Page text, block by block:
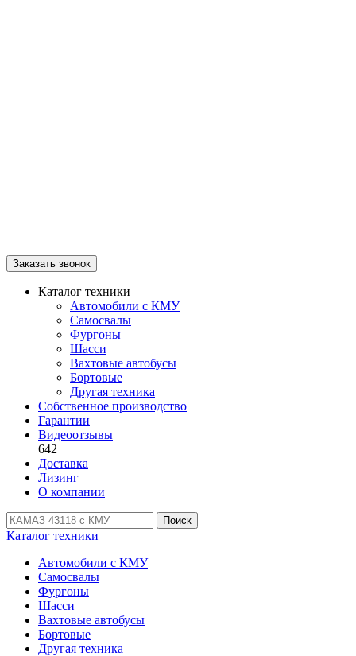
Заказать звонок
Каталог техники
Автомобили с КМУ
Самосвалы
Фургоны
Шасси
Вахтовые автобусы
Бортовые
Другая техника
Собственное производство
Гарантии
Видеоотзывы
642
Доставка
Лизинг
О компании
Поиск
Каталог техники
Автомобили с КМУ
Самосвалы
Фургоны
Шасси
Вахтовые автобусы
Бортовые
Другая техника